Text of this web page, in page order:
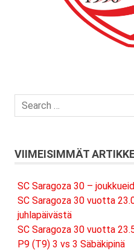
VIIMEISIMMÄT
SC Saragoza 30 –
SC Saragoza 30 vuotta
juhlapäivästä
SC Saragoza 30 vuotta
P9 (T9) 3 vs 3 Säbäkipinä